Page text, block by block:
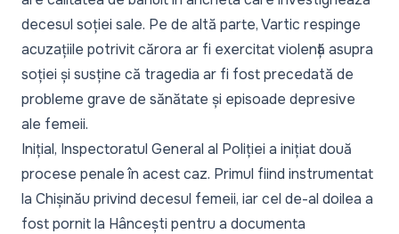
decesul soției sale. Pe de altă parte, Vartic respinge
acuzațiile potrivit cărora ar fi exercitat violență asupra
soției și susține că tragedia ar fi fost precedată de
probleme grave de sănătate și episoade depresive
ale femeii.
Inițial, Inspectoratul General al Poliției a inițiat două
procese penale în acest caz. Primul fiind instrumentat
la Chișinău privind decesul femeii, iar cel de-al doilea a
fost pornit la Hâncești pentru a documenta